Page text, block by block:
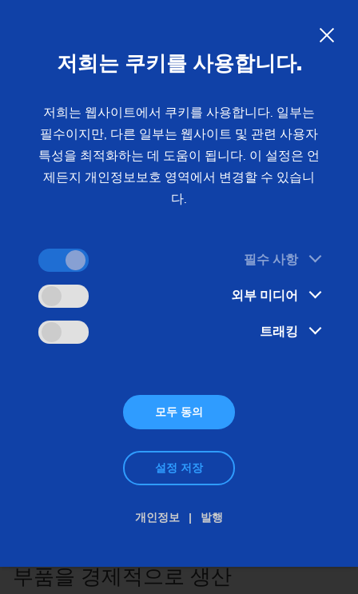
구 사항을 충족하는 정밀한 가공
플랜지, 차동 기어 하우징, 방위각 드라이브 등
EMAG는 복잡한 하우징 및 회전 부품에 대한 맞춤형
제조 솔루션을 제공합니다. 짧은 사이클 타임, 높은
품질, 통합 자동화가 핵심입니다.
부품을 경제적으로 생산
저희는 쿠키를 사용합니다.
저희는 웹사이트에서 쿠키를 사용합니다. 일부는
필수이지만, 다른 일부는 웹사이트 및 관련 사용자
특성을 최적화하는 데 도움이 됩니다. 이 설정은 언
제든지 개인정보보호 영역에서 변경할 수 있습니
다.
필수 사항
외부 미디어
트래킹
모두 동의
설정 저장
개인정보 발행